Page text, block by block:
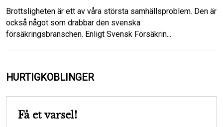
Brottsligheten är ett av våra största samhällsproblem. Den är
också något som drabbar den svenska
försäkringsbranschen. Enligt Svensk Försäkrin...
HURTIGKOBLINGER
Få et varsel!